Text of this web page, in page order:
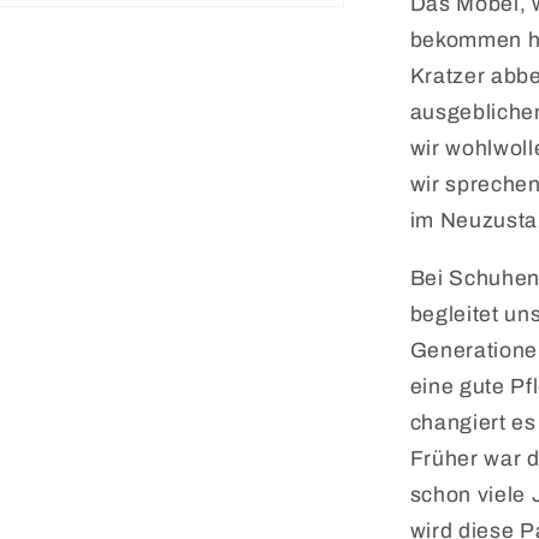
Das Möbel,
bekommen
Kratzer
wir
wir
im
Bei
begleitet
eine gute
changiert
Früher war
schon viele
wird diese